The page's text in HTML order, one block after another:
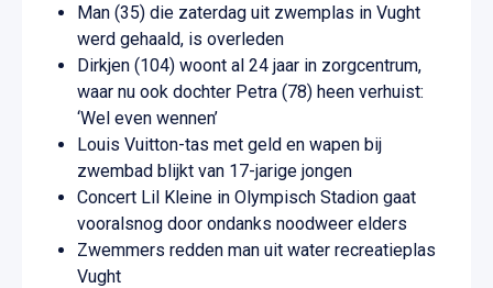
Man (35) die zaterdag uit zwemplas in Vught
werd gehaald, is overleden
Dirkjen (104) woont al 24 jaar in zorgcentrum,
waar nu ook dochter Petra (78) heen verhuist:
‘Wel even wennen’
Louis Vuitton-tas met geld en wapen bij
zwembad blijkt van 17-jarige jongen
Concert Lil Kleine in Olympisch Stadion gaat
vooralsnog door ondanks noodweer elders
Zwemmers redden man uit water recreatieplas
Vught